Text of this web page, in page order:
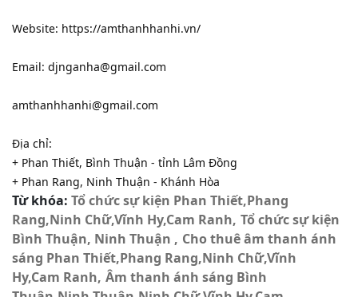
Website: https://amthanhhanhi.vn/
Email: djnganha@gmail.com
amthanhhanhi@gmail.com
Địa chỉ:
+ Phan Thiết, Bình Thuận - tỉnh Lâm Đồng
+ Phan Rang, Ninh Thuận - Khánh Hòa
Từ khóa: Tổ chức sự kiện Phan Thiết,Phang
Rang,Ninh Chữ,Vĩnh Hy,Cam Ranh Tổ chức sự kiện
Bình Thuận, Ninh Thuận
Cho thuê âm thanh ánh
sáng Phan Thiết,Phang Rang,Ninh Chữ,Vĩnh
Hy,Cam Ranh Âm thanh ánh sáng Bình